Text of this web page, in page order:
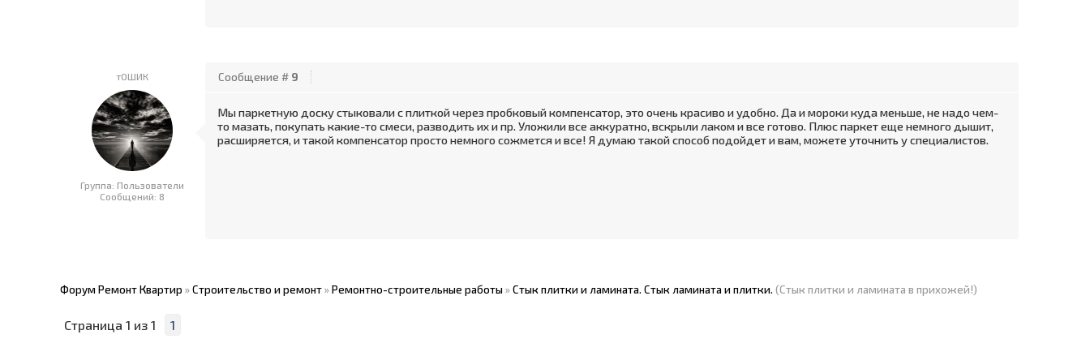
тОШИК
Группа: Пользователи
Сообщений: 8
Сообщение # 9
Мы паркетную доску стыковали с плиткой через пробковый компенсатор, это очень красиво и удобно. Да и мороки куда меньше, не надо чем-
то мазать, покупать какие-то смеси, разводить их и пр. Уложили все аккуратно, вскрыли лаком и все готово. Плюс паркет еще немного дышит,
расширяется, и такой компенсатор просто немного сожмется и все! Я думаю такой способ подойдет и вам, можете уточнить у специалистов.
Форум Ремонт Квартир »Строительство и ремонт»Ремонтно-строительные работы »Стык плитки и ламината. Стык ламината и плитки. (Стык плитки и ламината в прихожей!)
Страница 1 из 1 1